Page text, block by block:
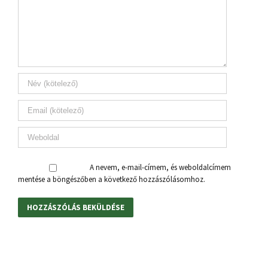
A nevem, e-mail-címem, és weboldalcímem
mentése a böngészőben a következő hozzászólásomhoz.